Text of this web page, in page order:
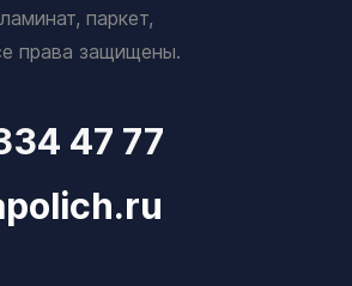
паркет,
права защищены.
47 77